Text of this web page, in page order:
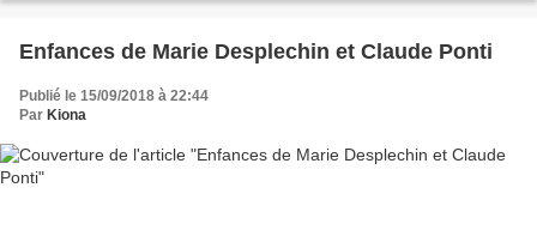
Enfances de Marie Desplechin et Claude Ponti
Publié le 15/09/2018 à 22:44
Par Kiona